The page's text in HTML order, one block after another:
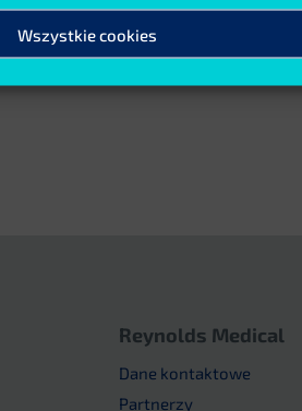
Wszystkie cookies
Reynolds Medical
Dane kontaktowe
Partnerzy